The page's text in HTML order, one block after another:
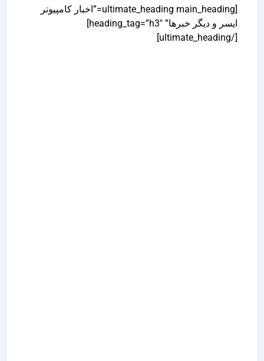
[ultimate_heading main_heading=”اخبار کامپیوتر
ایسر و دیگر خبرها” heading_tag=”h3″]
[/ultimate_heading]